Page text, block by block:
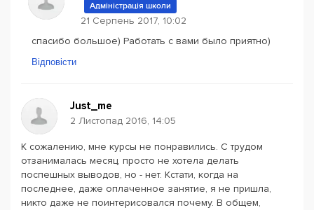
Адміністрація школи
21 Серпень 2017, 10:02
спасибо большое) Работать с вами было приятно)
Відповісти
Just_me
2 Листопад 2016, 14:05
К сожалению, мне курсы не понравились. С трудом
отзанималась месяц, просто не хотела делать
поспешных выводов, но - нет. Кстати, когда на
последнее, даже оплаченное занятие, я не пришла,
никто даже не поинтерисовался почему. В общем,